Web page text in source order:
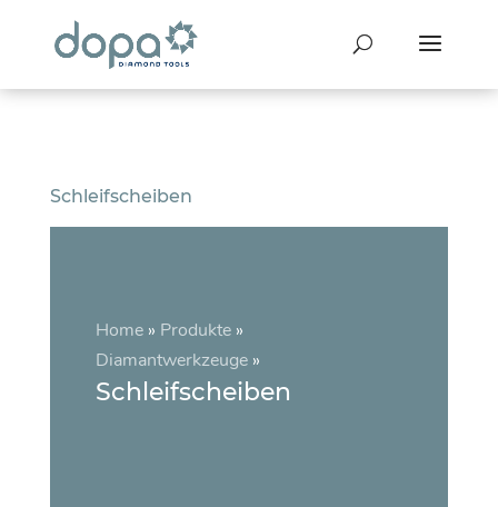
Schleifscheiben
Home » Produkte »
Diamantwerkzeuge »
Schleifscheiben